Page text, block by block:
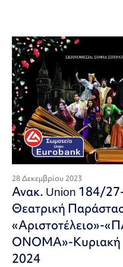
28 Δεκεμβρίου 2023
Ανακ. Union 184/
Θεατρική
«Αριστοτέλειο»-
ΟΝΟΜΑ»-Κυριακή
2024